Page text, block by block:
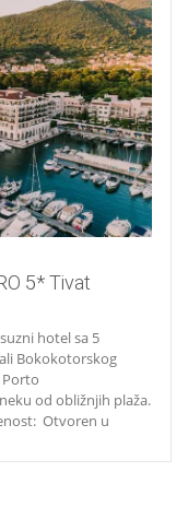
5* Tivat
hotel sa 5
Bokokotorskog
od obližnjih plaža.
Otvoren u